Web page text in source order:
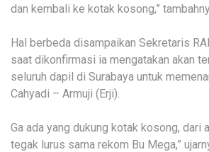
dan kembali ke kotak kosong,”
Hal berbeda disampaikan Sekretaris
saat dikonfirmasi ia mengatakan akan
seluruh dapil di Surabaya untuk
Cahyadi – Armuji (Erji).
Ga ada yang dukung kotak kosong, dari
tegak lurus sama rekom Bu Mega,”